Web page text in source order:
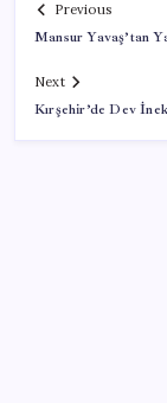
Previous
Mansur Yavaş’tan
Next
Kırşehir’de Dev